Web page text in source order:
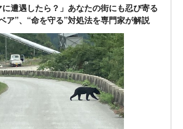
に遭遇したら？」あなたの街にも忍び寄る
ア”、“命を守る”対処法を専門家が解説